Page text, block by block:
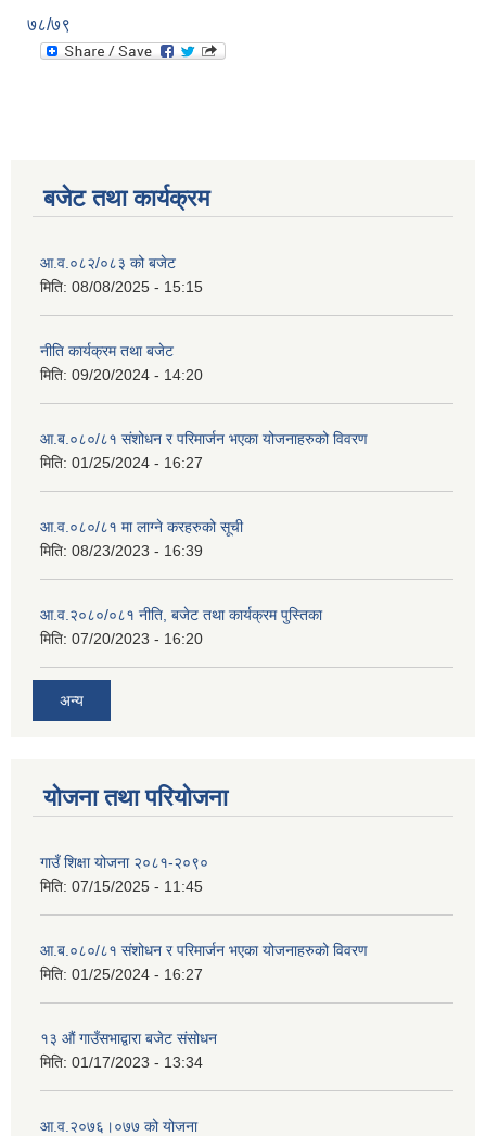
७८/७९
बजेट तथा कार्यक्रम
आ.व.०८२/०८३ को बजेट
मिति: 08/08/2025 - 15:15
नीति कार्यक्रम तथा बजेट
मिति: 09/20/2024 - 14:20
आ.ब.०८०/८१ संशोधन र परिमार्जन भएका योजनाहरुको विवरण
मिति: 01/25/2024 - 16:27
आ.व.०८०/८१ मा लाग्ने करहरुको सूची
मिति: 08/23/2023 - 16:39
आ.व.२०८०/०८१ नीति, बजेट तथा कार्यक्रम पुस्तिका
मिति: 07/20/2023 - 16:20
अन्य
योजना तथा परियोजना
गाउँ शिक्षा योजना २०८१-२०९०
मिति: 07/15/2025 - 11:45
आ.ब.०८०/८१ संशोधन र परिमार्जन भएका योजनाहरुको विवरण
मिति: 01/25/2024 - 16:27
१३ औं गाउँसभाद्वारा बजेट संसोधन
मिति: 01/17/2023 - 13:34
आ‍.व.२०७६।०७७ को योजना